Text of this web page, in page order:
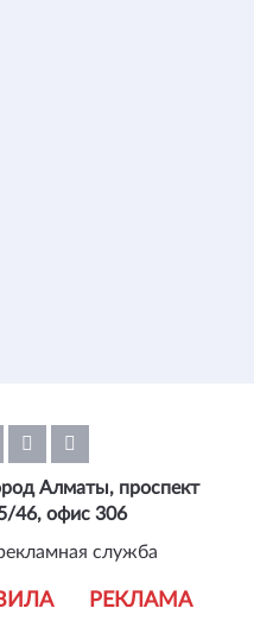
РЕКЛАМА
Алматы, проспект
46, офис 306
служба